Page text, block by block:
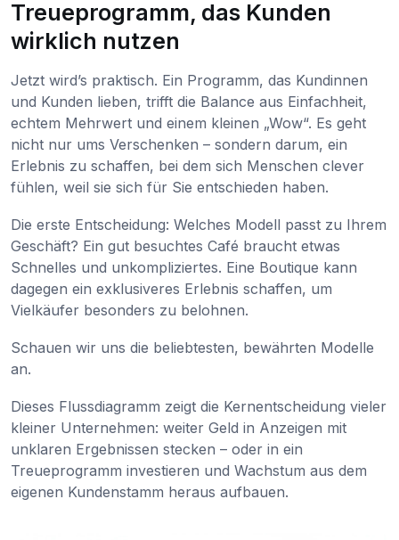
Treueprogramm, das Kunden
wirklich nutzen
Jetzt wird’s praktisch. Ein Programm, das Kundinnen
und Kunden lieben, trifft die Balance aus Einfachheit,
echtem Mehrwert und einem kleinen „Wow“. Es geht
nicht nur ums Verschenken – sondern darum, ein
Erlebnis zu schaffen, bei dem sich Menschen clever
fühlen, weil sie sich für Sie entschieden haben.
Die erste Entscheidung: Welches Modell passt zu Ihrem
Geschäft? Ein gut besuchtes Café braucht etwas
Schnelles und unkompliziertes. Eine Boutique kann
dagegen ein exklusiveres Erlebnis schaffen, um
Vielkäufer besonders zu belohnen.
Schauen wir uns die beliebtesten, bewährten Modelle
an.
Dieses Flussdiagramm zeigt die Kernentscheidung vieler
kleiner Unternehmen: weiter Geld in Anzeigen mit
unklaren Ergebnissen stecken – oder in ein
Treueprogramm investieren und Wachstum aus dem
eigenen Kundenstamm heraus aufbauen.